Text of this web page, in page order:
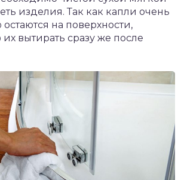
изделия. Так как капли очень
на поверхности,
вытирать сразу же после